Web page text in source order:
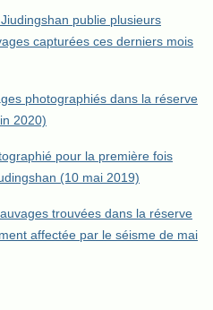
publie plusieurs
capturées ces derniers mois
photographiés dans la réserve
2020)
pour la première fois
(10 mai 2019)
trouvées dans la réserve
affectée par le séisme de mai